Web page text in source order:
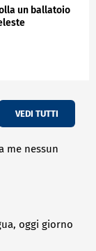
un ballatoio
VEDI TUTTI
me nessun
oggi giorno